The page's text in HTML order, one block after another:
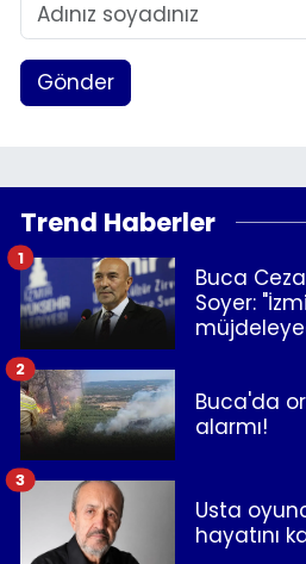
Gönder
Trend Haberler
Buca
Soyer:
1
Buca'da
alarmı!
2
Usta
hayatını
3